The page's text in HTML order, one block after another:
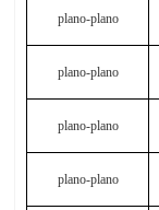
plano-plano
plano-plano
plano-plano
plano-plano